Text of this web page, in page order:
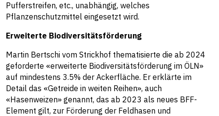
Pufferstreifen, etc., unabhängig, welches
Pflanzenschutzmittel eingesetzt wird.
Erweiterte Biodiversitätsförderung
Martin Bertschi vom Strickhof thematisierte die ab 2024
geforderte «erweiterte Biodiversitätsförderung im ÖLN»
auf mindestens 3.5% der Ackerfläche. Er erklärte im
Detail das «Getreide in weiten Reihen», auch
«Hasenweizen» genannt, das ab 2023 als neues BFF-
Element gilt, zur Förderung der Feldhasen und